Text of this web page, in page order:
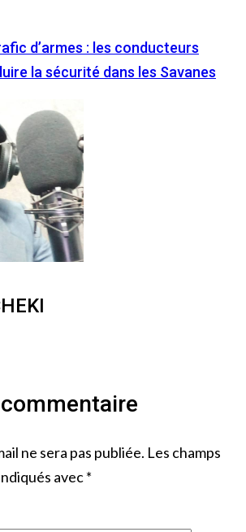
d’armes : les conducteurs
la sécurité dans les Savanes
ne sera pas publiée. Les champs
avec*